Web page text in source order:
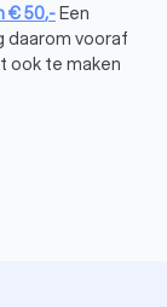
€50,-Een
daarom vooraf
ook te maken